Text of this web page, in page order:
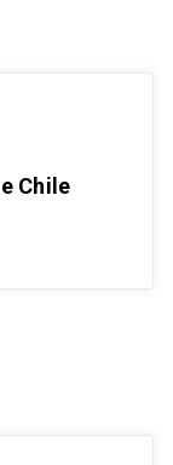
Chile